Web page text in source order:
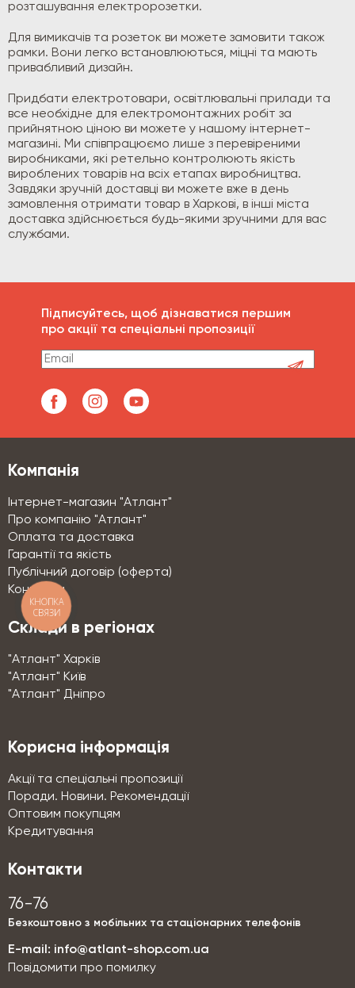
розташування електророзетки.
Для вимикачів та розеток ви можете замовити також
рамки. Вони легко встановлюються, міцні та мають
привабливий дизайн.
Придбати електротовари, освітлювальні прилади та
все необхідне для електромонтажних робіт за
прийнятною ціною ви можете у нашому інтернет-
магазині. Ми співпрацюємо лише з перевіреними
виробниками, які ретельно контролюють якість
вироблених товарів на всіх етапах виробництва.
Завдяки зручній доставці ви можете вже в день
замовлення отримати товар в Харкові, в інші міста
доставка здійснюється будь-якими зручними для вас
службами.
Підписуйтесь, щоб дізнаватися першим
про акції та спеціальні пропозиції
Компанія
Інтернет-магазин "Атлант"
Про компанію "Атлант"
Оплата та доставка
Гарантії та якість
Публічний договір (оферта)
Контакти
Склади в регіонах
"Атлант" Харків
"Атлант" Київ
"Атлант" Дніпро
Корисна інформація
Акції та спеціальні пропозиції
Поради. Новини. Рекомендації
Оптовим покупцям
Кредитування
Контакти
76-76
Безкоштовно з мобільних та стаціонарних телефонів
E-mail: info@atlant-shop.com.ua
Повідомити про помилку
КНОПКА
СВЯЗИ